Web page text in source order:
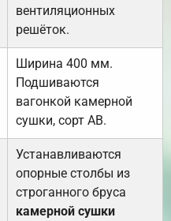
вентиляционных
решёток.
Ширина 400 мм.
Подшиваются
вагонкой камерной
сушки, сорт АВ.
Устанавливаются
опорные столбы из
строганного бруса
камерной сушки